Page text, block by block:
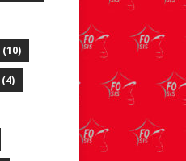
(10)
(4)